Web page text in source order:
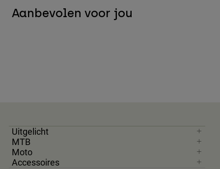
Aanbevolen voor jou
Uitgelicht
MTB
Moto
Accessoires